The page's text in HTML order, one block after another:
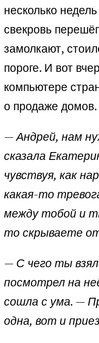
несколько
свекровь
замолкают,
пороге. И вот
компьютере
о продаже домов.
— Андрей, нам
сказала
чувствуя, как
какая-то
между тобой и
то скрываете
— С чего ты
посмотрел на
сошла с ума. —
одна, вот и